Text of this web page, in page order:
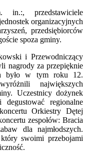
in.:, przedstawiciele
organizacyjnych
przedsiębiorców
spoza gminy.
i Przewodniczący
nagrody za przepięknie
było w tym roku 12.
największych
Uczestnicy dożynek
regionalne
Orkiestry Dętej
zespołów: Bracia
dla najmłodszych.
swoimi przebojami